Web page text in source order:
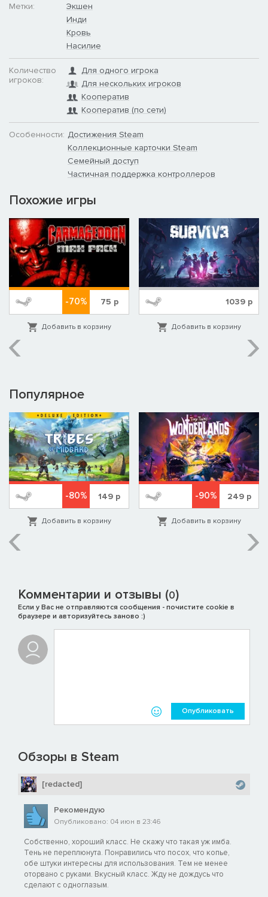
Метки:
Экшен
Инди
Кровь
Насилие
Количество
игроков:
Для одного игрока
Для нескольких игроков
Кооператив
Кооператив (по сети)
Особенности: Достижения Steam
Коллекционные карточки Steam
Семейный доступ
Частичная поддержка контроллеров
Похожие игры
-70% 75 р
Добавить в корзину
1039 р
Добавить в корзину
Популярное
-80% 149 р
Добавить в корзину
-90% 249р
Добавить в корзину
Комментарии и отзывы (0)
Если у Вас не отправляются сообщения - почистите cookie в
браузере и авторизуйтесь заново :)
Опубликовать
Обзоры в Steam
[redacted]
Рекомендую
Опубликовано: 04 июн в 23:46
Собственно, хороший класс. Не скажу что такая уж имба.
Тень не переплюнута. Понравились что посох, что копье,
обе штуки интересны для использования. Тем не менее
оторвано с руками. Вкусный класс. Жду не дождусь что
сделают с одноглазым.